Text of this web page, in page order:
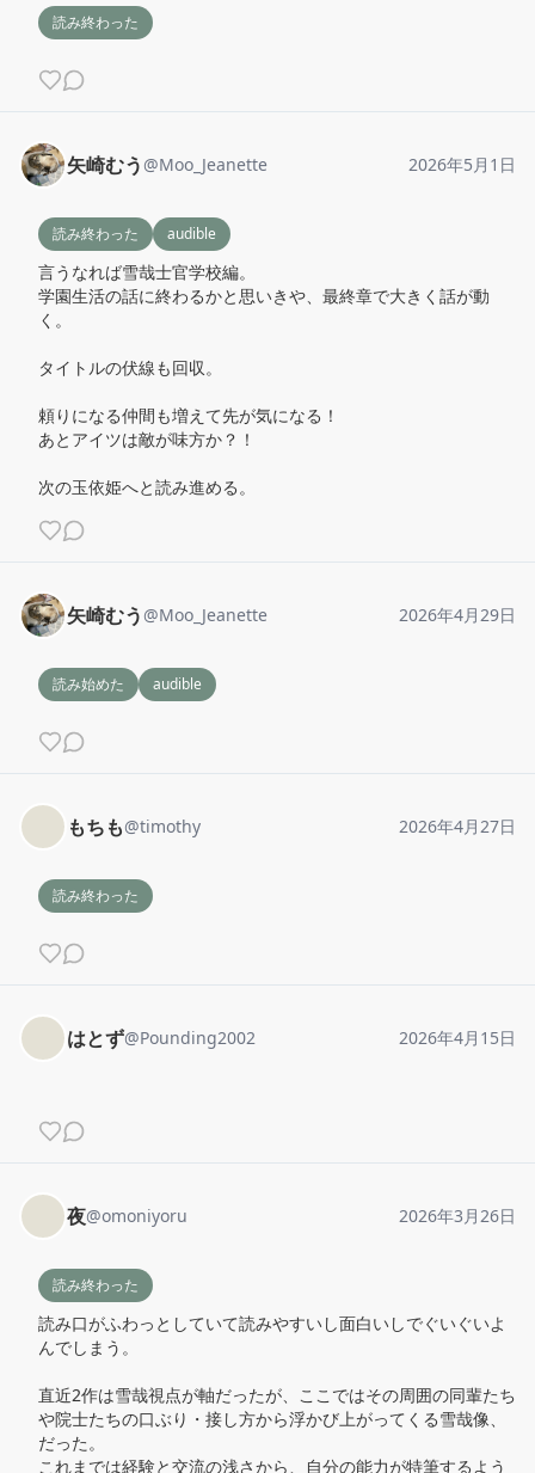
読み終わった
矢崎むう @Moo_Jeanette 2026年5月1日
読み終わった audible
言うなれば雪哉士官学校編。
学園生活の話に終わるかと思いきや、最終章で大きく話が動
く。
タイトルの伏線も回収。
頼りになる仲間も増えて先が気になる！
あとアイツは敵が味方か？！
次の玉依姫へと読み進める。
矢崎むう @Moo_Jeanette 2026年4月29日
読み始めた audible
もちも@timothy 2026年4月27日
読み終わった
はとず@Pounding2002 2026年4月15日
夜@omoniyoru 2026年3月26日
読み終わった
読み口がふわっとしていて読みやすいし面白いしでぐいぐいよ
んでしまう。
直近2作は雪哉視点が軸だったが、ここではその周囲の同輩たち
や院士たちの口ぶり・接し方から浮かび上がってくる雪哉像、
だった。
これまでは経験と交流の浅さから、自分の能力が特筆するよう